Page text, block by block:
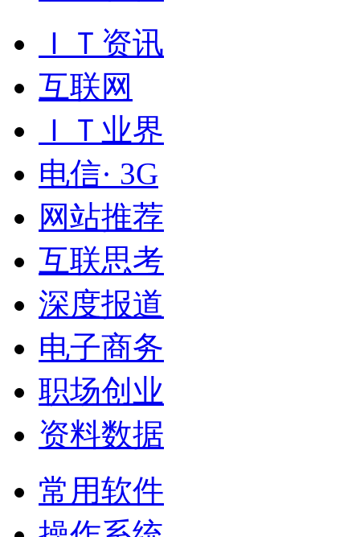
ＩＴ资讯
互联网
ＩＴ业界
电信· 3G
网站推荐
互联思考
深度报道
电子商务
职场创业
资料数据
常用软件